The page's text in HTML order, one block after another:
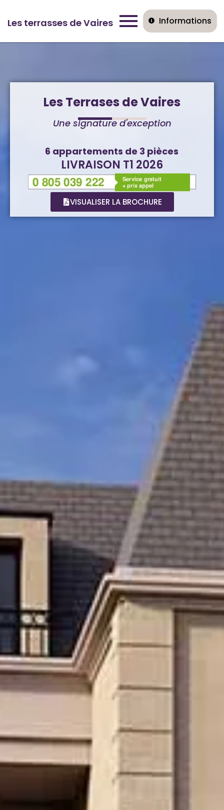
Les terrasses de Vaires Informations
Les Terrases de Vaires
Une signature d'exception
6 appartements de 3 pièces
LIVRAISON T1 2026
VISUALISER LA BROCHURE